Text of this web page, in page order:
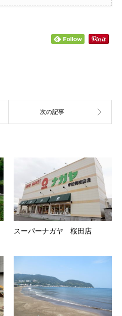
スーパーナガヤ 桜田店